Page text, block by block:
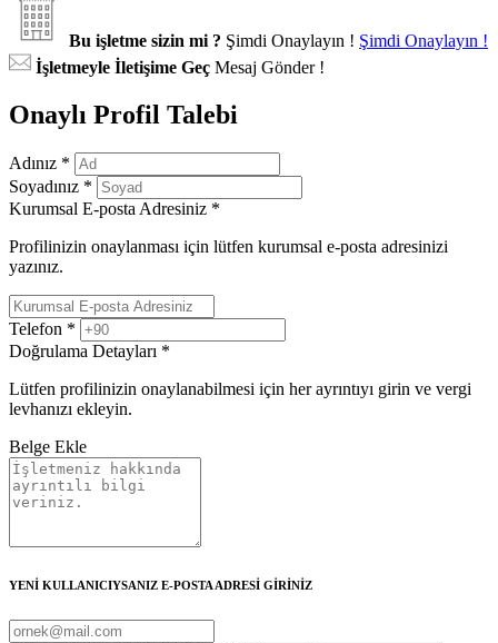
Bu işletme sizin mi ? Şimdi Onaylayın ! Şimdi Onaylayın !
İşletmeyle İletişime Geç Mesaj Gönder !
Onaylı Profil Talebi
Adınız *
Soyadınız *
Kurumsal E-posta Adresiniz *
Profilinizin onaylanması için lütfen kurumsal e-posta adresinizi
yazınız.
Telefon *
Doğrulama Detayları *
Lütfen profilinizin onaylanabilmesi için her ayrıntıyı girin ve vergi
levhanızı ekleyin.
Belge Ekle
YENİ KULLANICIYSANIZ E-POSTA ADRESİ GİRİNİZ